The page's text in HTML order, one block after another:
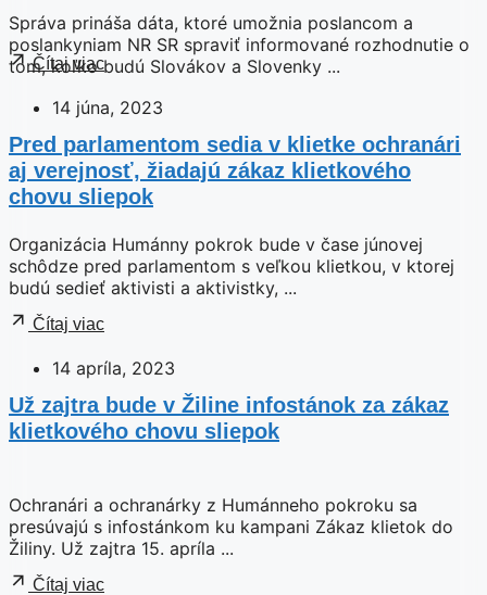
Správa prináša dáta, ktoré umožnia poslancom a
poslankyniam NR SR spraviť informované rozhodnutie o
tom, koľko budú Slovákov a Slovenky ...
Čítaj viac
14 júna, 2023
Pred parlamentom sedia v klietke ochranári
aj verejnosť, žiadajú zákaz klietkového
chovu sliepok
Organizácia Humánny pokrok bude v čase júnovej
schôdze pred parlamentom s veľkou klietkou, v ktorej
budú sedieť aktivisti a aktivistky, ...
Čítaj viac
14 apríla, 2023
Už zajtra bude v Žiline infostánok za zákaz
klietkového chovu sliepok
Ochranári a ochranárky z Humánneho pokroku sa
presúvajú s infostánkom ku kampani Zákaz klietok do
Žiliny. Už zajtra 15. apríla ...
Čítaj viac